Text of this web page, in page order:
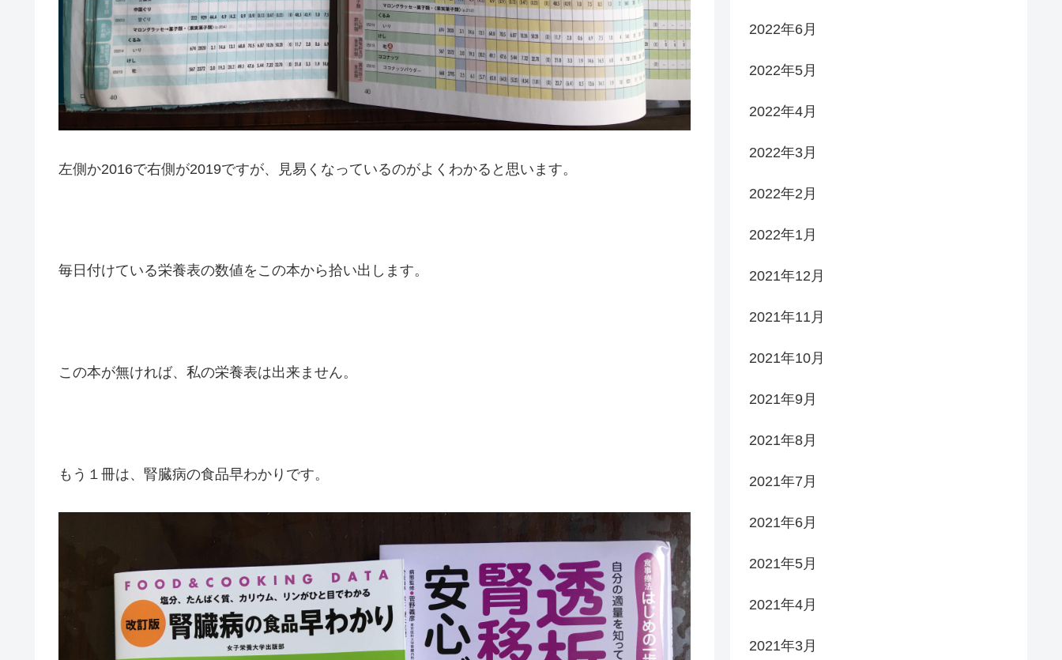
左側か2016で右側が2019ですが、見易くなっているのがよくわかると思います。
毎日付けている栄養表の数値をこの本から拾い出します。
この本が無ければ、私の栄養表は出来ません。
もう１冊は、腎臓病の食品早わかりです。
2022年6月
2022年5月
2022年4月
2022年3月
2022年2月
2022年1月
2021年12月
2021年11月
2021年10月
2021年9月
2021年8月
2021年7月
2021年6月
2021年5月
2021年4月
2021年3月